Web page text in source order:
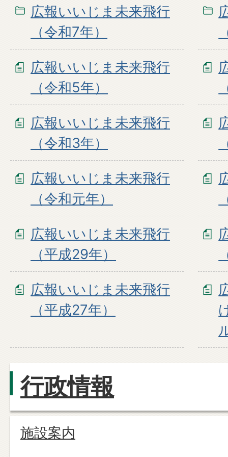
広報いいじま未来飛行
（令和7年）
広報いいじま未来飛行
（令和5年）
広報いいじま未来飛行
（令和3年）
広報いいじま未来飛行
（令和元年）
広報いいじま未来飛行
（平成29年）
広報いいじま未来飛行
（平成27年）
行政情報
施設案内